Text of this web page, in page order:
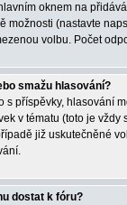
oknem na
možnosti (nastavte
volbu. Počet
smažu hlasování?
s příspěvky, hlasování
v tématu (toto je
již uskutečněné
dostat k fóru?